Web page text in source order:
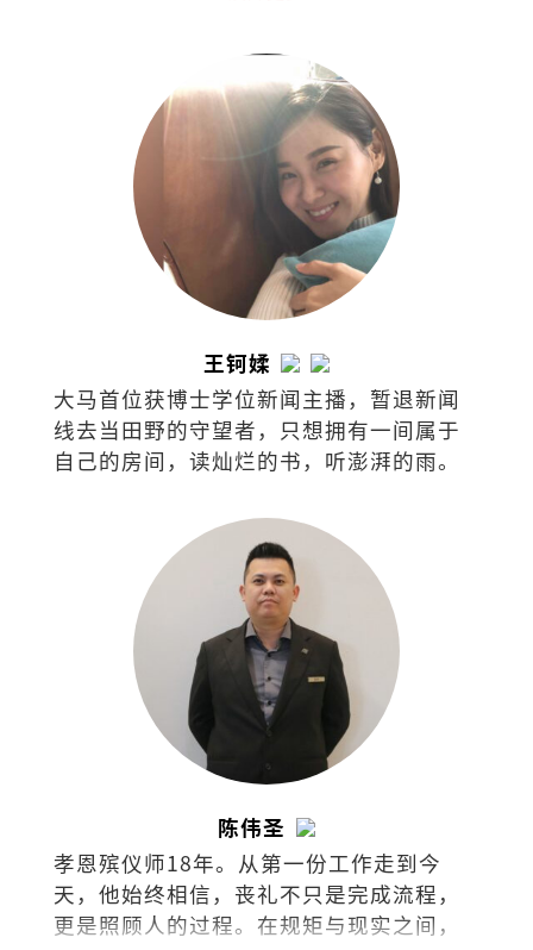
王钶媃
大马首位获博士学位新闻主播，暂退新闻
线去当田野的守望者，只想拥有一间属于
自己的房间，读灿烂的书，听澎湃的雨。
陈伟圣
孝恩殡仪师18年。从第一份工作走到今
天，他始终相信，丧礼不只是完成流程，
更是照顾人的过程。在规矩与现实之间，